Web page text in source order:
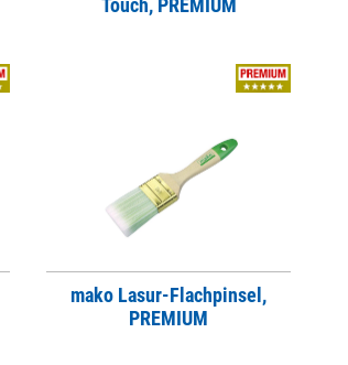
Touch, PREMIUM
mako Lasur-Flachpinsel,
PREMIUM